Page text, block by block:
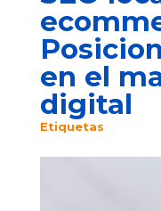
en el
digital
Etiquetas